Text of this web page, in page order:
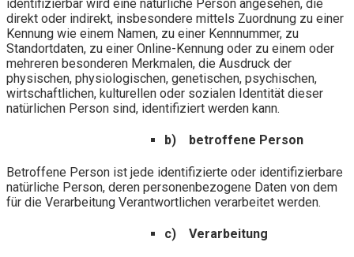
identifizierbar wird eine natürliche Person angesehen, die
direkt oder indirekt, insbesondere mittels Zuordnung zu einer
Kennung wie einem Namen, zu einer Kennnummer, zu
Standortdaten, zu einer Online-Kennung oder zu einem oder
mehreren besonderen Merkmalen, die Ausdruck der
physischen, physiologischen, genetischen, psychischen,
wirtschaftlichen, kulturellen oder sozialen Identität dieser
natürlichen Person sind, identifiziert werden kann.
b) betroffene Person
Betroffene Person ist jede identifizierte oder identifizierbare
natürliche Person, deren personenbezogene Daten von dem
für die Verarbeitung Verantwortlichen verarbeitet werden.
c) Verarbeitung